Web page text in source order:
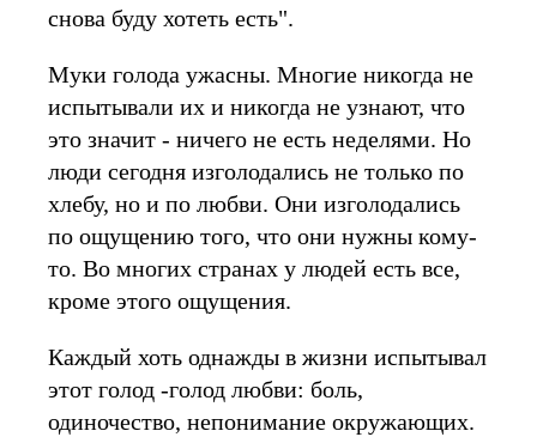
снова буду хотеть есть".
Муки голода ужасны. Многие никогда не
испытывали их и никогда не узнают, что
это значит - ничего не есть неделями. Но
люди сегодня изголодались не только по
хлебу, но и по любви. Они изголодались
по ощущению того, что они нужны кому-
то. Во многих странах у людей есть все,
кроме этого ощущения.
Каждый хоть однажды в жизни испытывал
этот голод -голод любви: боль,
одиночество, непонимание окружающих.